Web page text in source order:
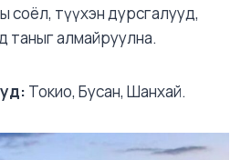
соёл, түүхэн дурсгалууд,
таныг алмайруулна.
Токио, Бусан, Шанхай.